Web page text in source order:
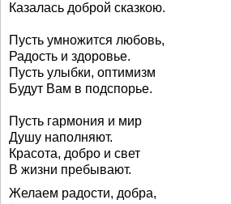
Казалась доброй сказкою.
Пусть умножится любовь,
Радость и здоровье.
Пусть улыбки, оптимизм
Будут Вам в подспорье.
Пусть гармония и мир
Душу наполняют.
Красота, добро и свет
В жизни пребывают.
Желаем радости, добра,